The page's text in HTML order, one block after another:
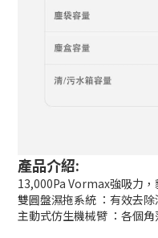
產品介紹:
13,000Pa Vormax強吸力
雙圓盤濕拖系統 ：有效去
主動式仿生機械臂 ：各個